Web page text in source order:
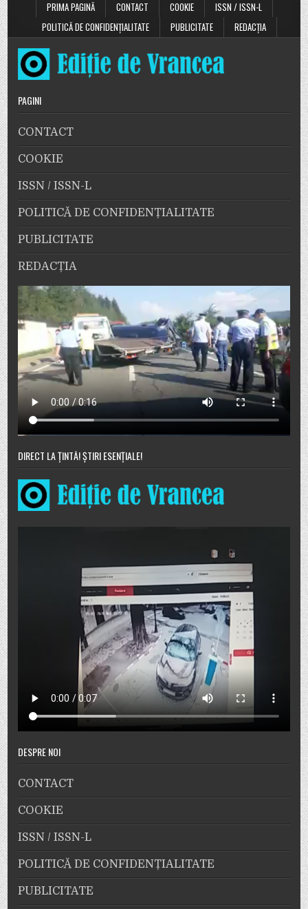
PRIMA PAGINĂ
CONTACT COOKIE
ISSN / ISSN-L
POLITICĂ DE CONFIDENȚIALITATE
PUBLICITATE REDACȚIA
PAGINI
CONTACT
COOKIE
ISSN / ISSN-L
POLITICĂ DE CONFIDENȚIALITATE
PUBLICITATE
REDACȚIA
DIRECT LA ȚINTĂ! ȘTIRI ESENȚIALE!
DESPRE NOI
CONTACT
COOKIE
ISSN / ISSN-L
POLITICĂ DE CONFIDENȚIALITATE
PUBLICITATE